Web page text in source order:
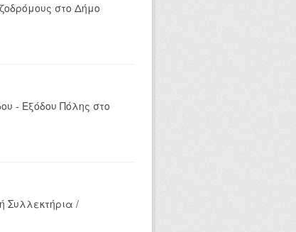
στο Δήμο
- Εξόδου Πόλης στο
Συλλεκτήρια /